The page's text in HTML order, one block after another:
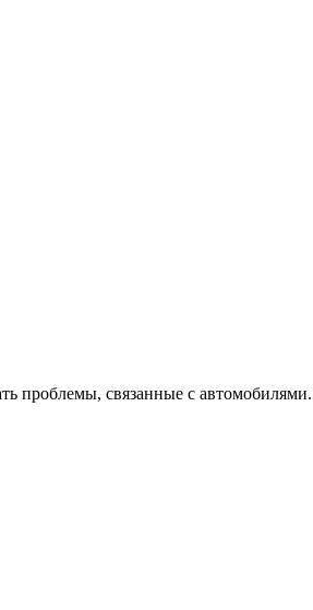
проблемы, связанные с